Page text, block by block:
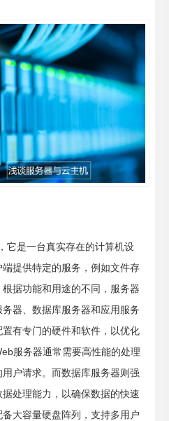
它是一台真实存在的计算机设
提供特定的服务，例如文件存
据功能和用途的不同，服务器
器、数据库服务器和应用服务
有专门的硬件和软件，以优化
服务器通常需要高性能的处理
户请求。而数据库服务器则强
处理能力，以确保数据的快速
大容量硬盘阵列，支持多用户